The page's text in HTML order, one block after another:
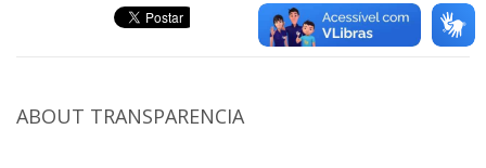
ABOUT TRANSPARENCIA